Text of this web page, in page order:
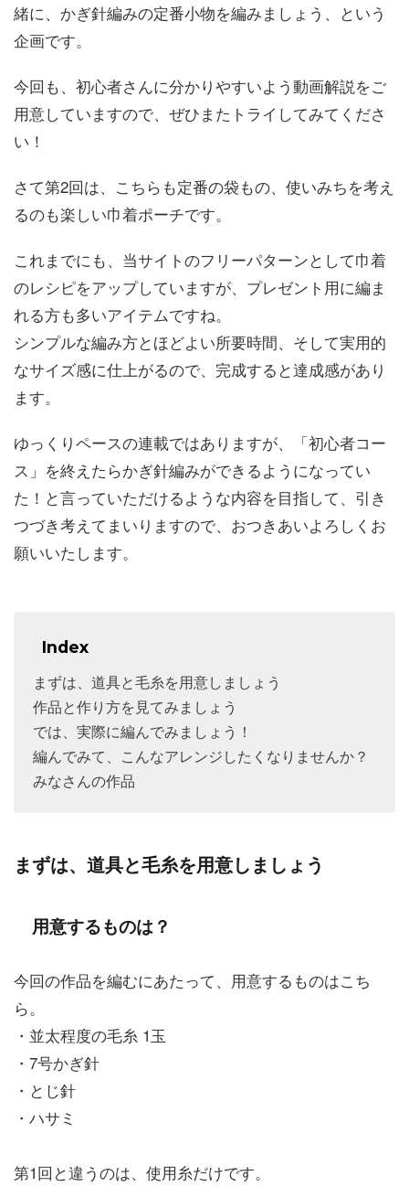
緒に、かぎ針編みの定番小物を編みましょう、という
企画です。
今回も、初心者さんに分かりやすいよう動画解説をご
用意していますので、ぜひまたトライしてみてくださ
い！
さて第2回は、こちらも定番の袋もの、使いみちを考え
るのも楽しい巾着ポーチです。
これまでにも、当サイトのフリーパターンとして巾着
のレシピをアップしていますが、プレゼント用に編ま
れる方も多いアイテムですね。
シンプルな編み方とほどよい所要時間、そして実用的
なサイズ感に仕上がるので、完成すると達成感があり
ます。
ゆっくりペースの連載ではありますが、「初心者コー
ス」を終えたらかぎ針編みができるようになってい
た！と言っていただけるような内容を目指して、引き
つづき考えてまいりますので、おつきあいよろしくお
願いいたします。
Index
まずは、道具と毛糸を用意しましょう
作品と作り方を見てみましょう
では、実際に編んでみましょう！
編んでみて、こんなアレンジしたくなりませんか？
みなさんの作品
まずは、道具と毛糸を用意しましょう
用意するものは？
今回の作品を編むにあたって、用意するものはこち
ら。
・並太程度の毛糸 1玉
・7号かぎ針
・とじ針
・ハサミ
第1回と違うのは、使用糸だけです。